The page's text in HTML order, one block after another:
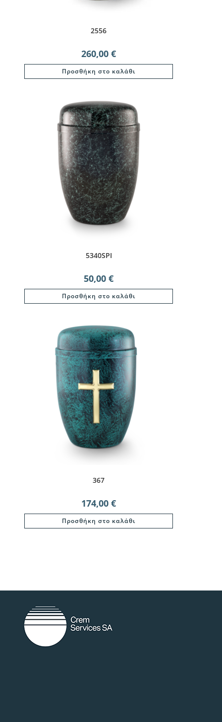
2556
260,00 €
Προσθήκη στο καλάθι
5340SPI
50,00 €
Προσθήκη στο καλάθι
367
174,00 €
Προσθήκη στο καλάθι